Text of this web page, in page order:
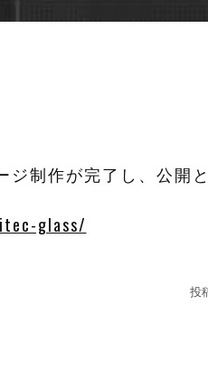
制作が完了し、公開と
glass/
投